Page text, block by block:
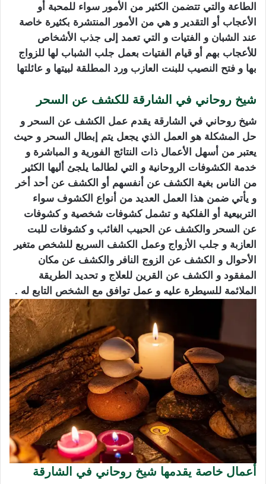
الطاعة والتي تتضمن الكثير من الأمور سواء للمحبة أو
الأعجاب أو التقدير و هي من الأمور المنتشرة بكثيرة خاصة
عند الشبان و الفتيات و التي تعمد إلى جذب الأشخاص
للأعجاب بهم أو قيام الفتيات بعمل جلب الشباب لها للزواج
بها و فتح النصيب للبنت العازب ورد المطلقة لبيتها و عائلتها
شيخ روحاني في الشارقة للكشف عن السحر
شيخ روحاني في الشارقة يقدم عمل الكشف عن السحر و
حل المشكلة هو العمل الذي يجعل يتم إبطال السحر و حيث
يعتبر من أسهل الأعمال ذات النتائج الفورية و المباشرة و
خدمة الكشوفات الروحانية و التي لطالما يلجئ أليها الكثير
من الناس بغية الكشف عن أنفسهم أو الكشف عن أحد أخر
و يأتي ضمن هذا العمل العديد من أنواع الكشوف سواء
التربيعية أو الفلكية و تشمل كشوفات شخصية و كشوفات
عن السحر والكشف عن الحبيب الغائب و كشوفات للبت
العازبة و جلب الأزواج وعمل الكشف السريع للشخص متغير
الأحوال و الكشف عن الزوج النافر والكشف عن مكان
المفقود و الكشف عن القرين للعلاج و تحديد الطريقة
الملائمة للسيطرة عليه و عمل توافق مع الشخص التابع له .
أعمال خاصة يقدمها شيخ روحاني في الشارقة